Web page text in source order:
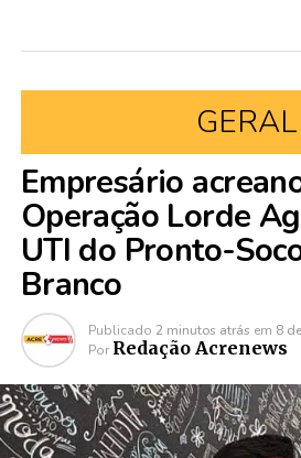
GERAL
Empresário
Operação Lorde
UTI do Pronto-
Branco
Publicado 2 minutos atrás em 8
Por Redação Acrenews